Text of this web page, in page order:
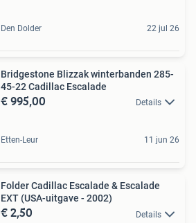
Den Dolder 22 jul 26
Bridgestone Blizzak winterbanden 285-
45-22 Cadillac Escalade
€ 995,00 Details
Etten-Leur 11 jun 26
Folder Cadillac Escalade & Escalade
EXT (USA-uitgave - 2002)
€ 2,50 Details